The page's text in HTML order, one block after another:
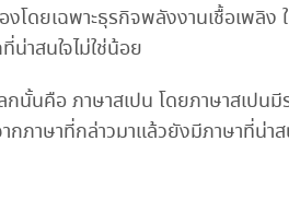
โดยเฉพาะธุรกิจพลังงานเชื้อเพ
าสนใจไม่ใช่น้อย
คือ ภาษาสเปน โดยภาษาสเปนมีร
ภาษาที่กล่าวมาแล้วยังมีภาษาที่น่า